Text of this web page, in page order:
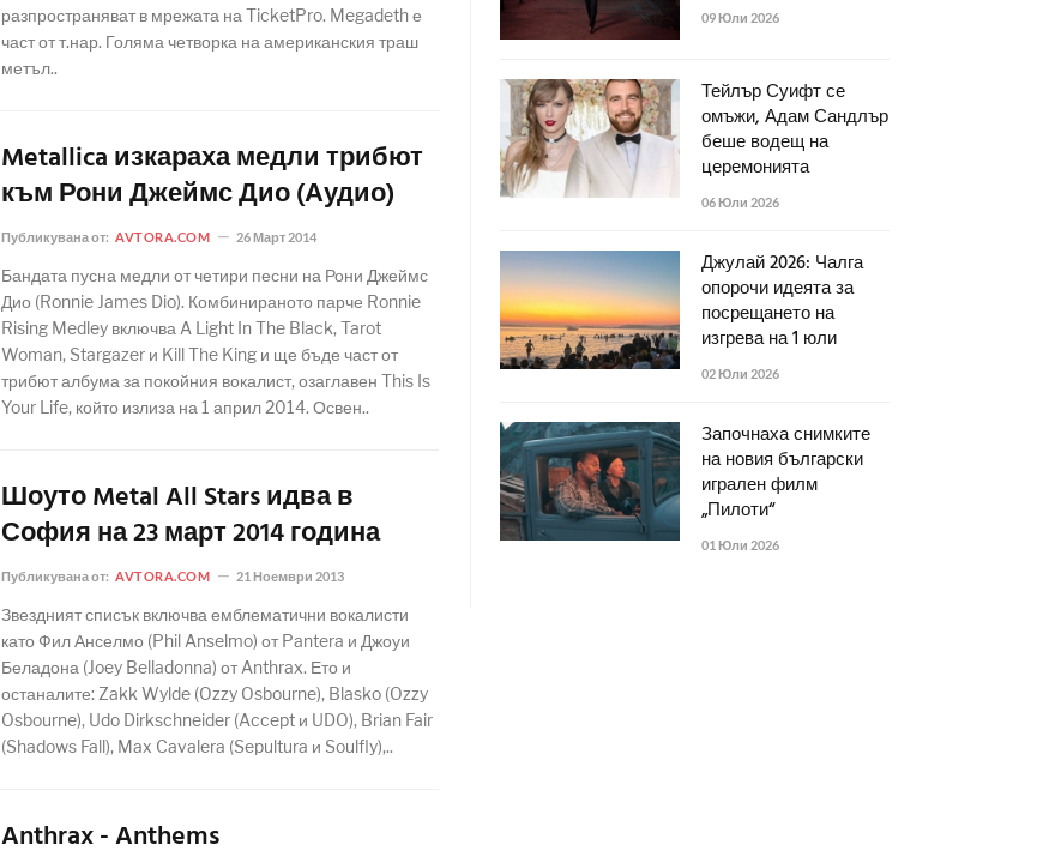
разпространяват в мрежата на TicketPro. Megadeth е
част от т.нар. Голяма четворка на американския траш
метъл..
Metallica изкараха медли трибют
към Рони Джеймс Дио (Аудио)
Публикувана от: AVTORA.COM 26 Март 2014
Бандата пусна медли от четири песни на Рони Джеймс
Дио (Ronnie James Dio). Комбинираното парче Ronnie
Rising Medley включва A Light In The Black, Tarot
Woman, Stargazer и Kill The King и ще бъде част от
трибют албума за покойния вокалист, озаглавен This Is
Your Life, който излиза на 1 април 2014. Освен..
Шоуто Metal All Stars идва в
София на 23 март 2014 година
Публикувана от: AVTORA.COM 21 Ноември 2013
Звездният списък включва емблематични вокалисти
като Фил Анселмо (Phil Anselmo) от Pantera и Джоуи
Беладона (Joey Belladonna) от Anthrax. Ето и
останалите: Zakk Wylde (Ozzy Osbourne), Blasko (Ozzy
Osbourne), Udo Dirkschneider (Accept и UDO), Brian Fair
(Shadows Fall), Max Cavalera (Sepultura и Soulfly),..
Anthrax - Anthems
09 Юли 2026
Тейлър Суифт се
омъжи, Адам Сандлър
беше водещ на
церемонията
06 Юли 2026
Джулай 2026: Чалга
опорочи идеята за
посрещането на
изгрева на 1 юли
02 Юли 2026
Започнаха снимките
на новия български
игрален филм
„Пилоти“
01 Юли 2026